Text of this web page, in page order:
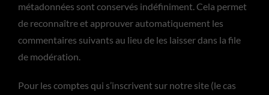
métadonnées sont conservés indéfiniment. Cela permet
de reconnaître et approuver automatiquement les
commentaires suivants au lieu de les laisser dans la file
de modération.
Pour les comptes qui s’inscrivent sur notre site (le cas